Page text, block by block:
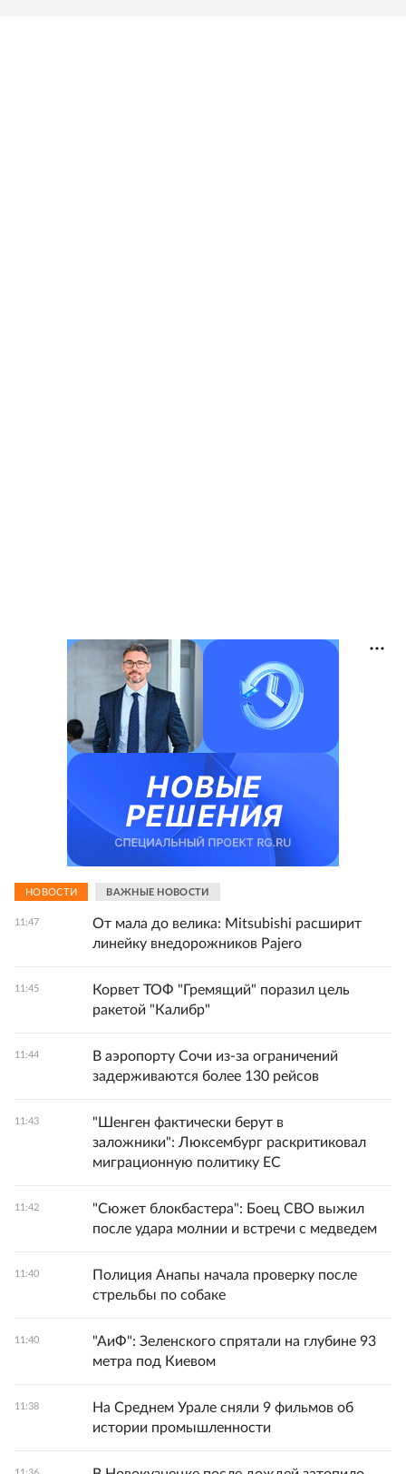
НОВОСТИ ВАЖНЫЕ НОВОСТИ
11:47
От мала до велика: Mitsubishi расширит
линейку внедорожников Pajero
11:45
Корвет ТОФ "Гремящий" поразил цель
ракетой "Калибр"
11:44
В аэропорту Сочи из-за ограничений
задерживаются более 130 рейсов
11:43
"Шенген фактически берут в
заложники": Люксембург раскритиковал
миграционную политику ЕС
11:42
"Сюжет блокбастера": Боец СВО выжил
после удара молнии и встречи с медведем
11:40
Полиция Анапы начала проверку после
стрельбы по собаке
11:40
"АиФ": Зеленского спрятали на глубине 93
метра под Киевом
11:38
На Среднем Урале сняли 9 фильмов об
истории промышленности